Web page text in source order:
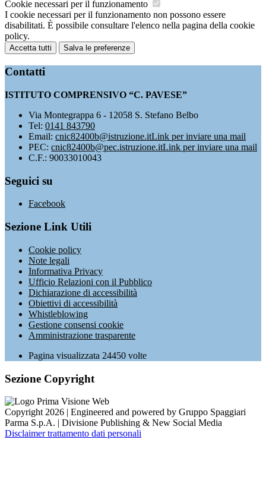
Cookie necessari per il funzionamento
I cookie necessari per il funzionamento non possono essere
disabilitati. È possibile consultare l'elenco nella pagina della cookie
policy.
Accetta tutti Salva le preferenze
Contatti
ISTITUTO COMPRENSIVO “C. PAVESE”
Via Montegrappa 6 - 12058 S. Stefano Belbo
Tel: 0141 843790
Email: cnic82400b@istruzione.itLink per inviare una mail
PEC: cnic82400b@pec.istruzione.itLink per inviare una mail
C.F.: 90033010043
Seguici su
Facebook
Sezione Link Utili
Cookie policy
Note legali
Informativa Privacy
Ufficio Relazioni con il Pubblico
Dichiarazione di accessibilità
Obiettivi di accessibilità
Whistleblowing
Gestione consensi cookie
Amministrazione trasparente
Pagina visualizzata 24450 volte
Sezione Copyright
Copyright 2026 | Engineered and powered by Gruppo Spaggiari
Parma S.p.A. | Divisione Publishing & New Social Media
Disclaimer trattamento dati personali